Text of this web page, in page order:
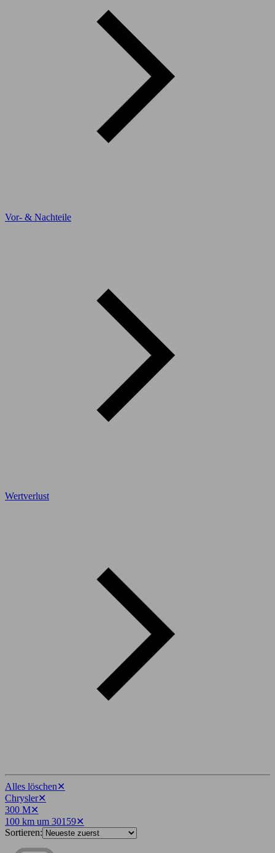
Vor- & Nachteile
Wertverlust
Alles löschen✕
Chrysler✕
300 M✕
100 km um 30159✕
Sortieren: